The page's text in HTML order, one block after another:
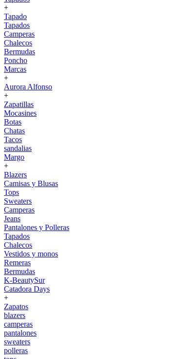
+
Tapado
Tapados
Camperas
Chalecos
Bermudas
Poncho
Marcas
+
Aurora Alfonso
+
Zapatillas
Mocasines
Botas
Chatas
Tacos
sandalias
Margo
+
Blazers
Camisas y Blusas
Tops
Sweaters
Camperas
Jeans
Pantalones y Polleras
Tapados
Chalecos
Vestidos y monos
Remeras
Bermudas
K-BeautySur
Catadora Days
+
Zapatos
blazers
camperas
pantalones
sweaters
polleras